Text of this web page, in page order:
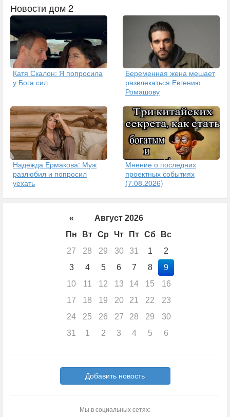
Новости дом 2
Катя Скалон: Я попросила
у Бога сил
Беременная жена мешает
развлекаться Евгению
Ромашову
Надежда Ермакова: Муж
разлюбил и попросил
уехать
Мнение о последних
проектных событиях
(7.08.2026)
«
Август 2026
Пн
Вт Ср Чт Пт Сб
Вс
27
28 29 30 31 1
2
3
4 5 6 7 8
9
10
11 12 13 14 15
16
17
18 19 20 21 22
23
24
25 26 27 28 29
30
31
1 2 3 4 5 6
Добавить новость
Мы в социальных сетях: